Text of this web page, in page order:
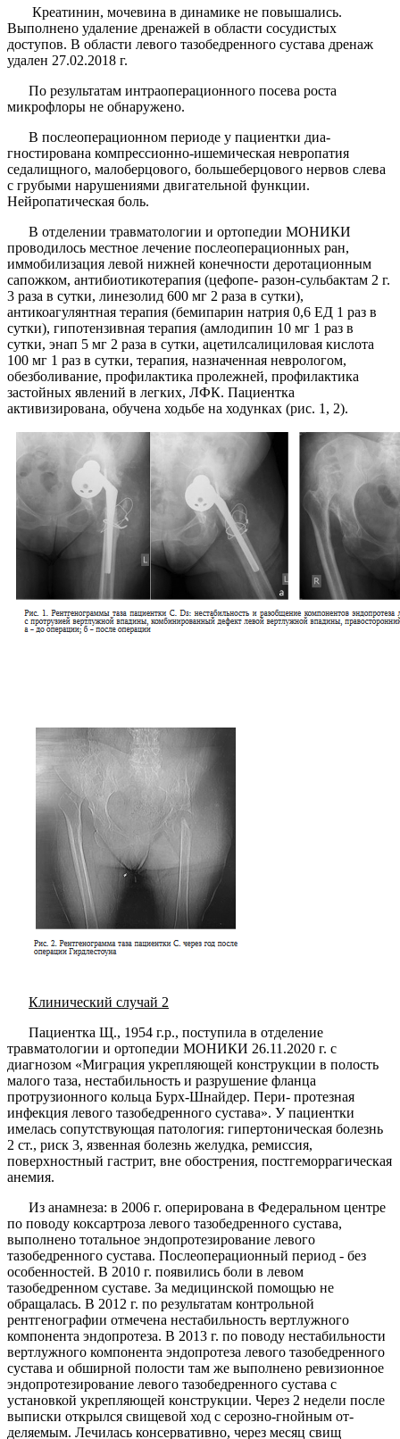
Креатинин, мочевина в динамике не повышались.
Выполнено удаление дренажей в области сосудистых
доступов. В области левого тазобедренного сустава дренаж
удален 27.02.2018 г.
По результатам интраоперационного посева роста
микрофлоры не обнаружено.
В послеоперационном периоде у пациентки диа­
гностирована компрессионно-ишемическая невропа­тия
седалищного, малоберцового, большеберцового нервов слева
с грубыми нарушениями двигательной функции.
Нейропатическая боль.
В отделении травматологии и ортопедии МОНИКИ
проводилось местное лечение послеоперационных ран,
иммобилизация левой нижней конечности деро­тационным
сапожком, антибиотикотерапия (цефопе- разон-сульбактам 2 г.
3 раза в сутки, линезолид 600 мг 2 раза в сутки),
антикоагулянтная терапия (бемипарин натрия 0,6 ЕД 1 раз в
сутки), гипотензивная терапия (амлодипин 10 мг 1 раз в
сутки, энап 5 мг 2 раза в сут­ки, ацетилсалициловая кислота
100 мг 1 раз в сутки, терапия, назначенная неврологом,
обезболивание, про­филактика пролежней, профилактика
застойных явле­ний в легких, ЛФК. Пациентка
активизирована, обуче­на ходьбе на ходунках (рис. 1, 2).
Клинический случай 2
Пациентка Щ., 1954 г.р., поступила в отделение
травматологии и ортопедии МОНИКИ 26.11.2020 г. с
диагнозом «Миграция укрепляющей конструкции в полость
малого таза, нестабильность и разрушение фланца
протрузионного кольца Бурх-Шнайдер. Пери- протезная
инфекция левого тазобедренного сустава». У пациентки
имелась сопутствующая патология: ги­пертоническая болезнь
2 ст., риск 3, язвенная болезнь желудка, ремиссия,
поверхностный гастрит, вне обо­стрения, постгеморрагическая
анемия.
Из анамнеза: в 2006 г. оперирована в Федеральном центре
по поводу коксартроза левого тазобедренного сустава,
выполнено тотальное эндопротезирование левого
тазобедренного сустава. Послеоперационный период - без
особенностей. В 2010 г. появились боли в левом
тазобедренном суставе. За медицинской по­мощью не
обращалась. В 2012 г. по результатам кон­трольной
рентгенографии отмечена нестабильность вертлужного
компонента эндопротеза. В 2013 г. по по­воду нестабильности
вертлужного компонента эндо­протеза левого тазобедренного
сустава и обширной полости там же выполнено ревизионное
эндопротези­рование левого тазобедренного сустава с
установкой укрепляющей конструкции. Через 2 недели после
вы­писки открылся свищевой ход с серозно-гнойным от­
деляемым. Лечилась консервативно, через месяц свищ